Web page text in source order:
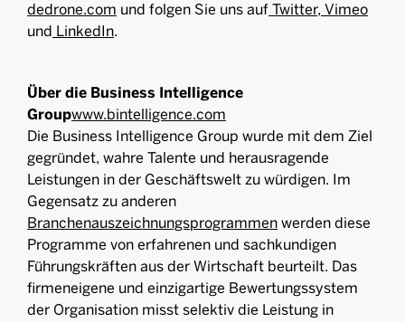
dedrone.com und folgen Sie uns auf Twitter, Vimeo
und LinkedIn.
Über die Business Intelligence
Groupwww.bintelligence.com
Die Business Intelligence Group wurde mit dem Ziel
gegründet, wahre Talente und herausragende
Leistungen in der Geschäftswelt zu würdigen. Im
Gegensatz zu anderen
Branchenauszeichnungsprogrammen werden diese
Programme von erfahrenen und sachkundigen
Führungskräften aus der Wirtschaft beurteilt. Das
firmeneigene und einzigartige Bewertungssystem
der Organisation misst selektiv die Leistung in